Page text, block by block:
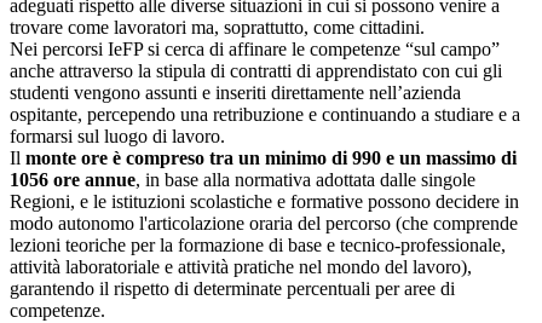
adeguati rispetto alle diverse situazioni in cui si possono venire a
trovare come lavoratori ma, soprattutto, come cittadini.
Nei percorsi IeFP si cerca di affinare le competenze “sul campo”
anche attraverso la stipula di contratti di apprendistato con cui gli
studenti vengono assunti e inseriti direttamente nell’azienda
ospitante, percependo una retribuzione e continuando a studiare e a
formarsi sul luogo di lavoro.
Il monte ore è compreso tra un minimo di 990 e un massimo di
1056 ore annue, in base alla normativa adottata dalle singole
Regioni, e le istituzioni scolastiche e formative possono decidere in
modo autonomo l'articolazione oraria del percorso (che comprende
lezioni teoriche per la formazione di base e tecnico-professionale,
attività laboratoriale e attività pratiche nel mondo del lavoro),
garantendo il rispetto di determinate percentuali per aree di
competenze.